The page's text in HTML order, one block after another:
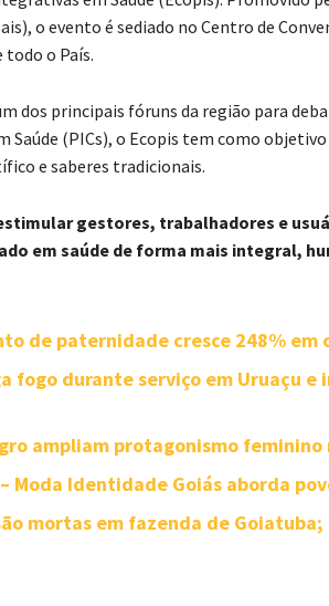
o evento é sediado no Centro de
o País.
dos principais fóruns da região para
Saúde (PICs), o Ecopis tem como
e saberes tradicionais.
gestores, trabalhadores e
em saúde de forma mais integral,
de paternidade cresce 248% em
fogo durante serviço em Uruaçu
ampliam protagonismo feminino
– Moda Identidade Goiás aborda
mortas em fazenda de